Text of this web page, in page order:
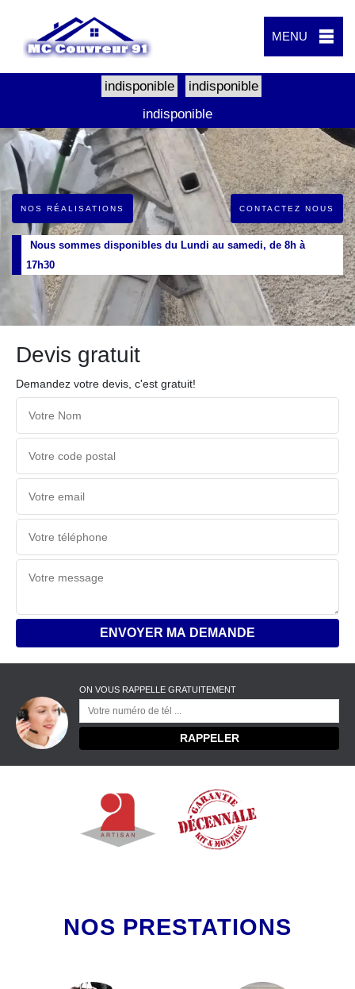
MENU
indisponible
indisponible
indisponible
NOS RÉALISATIONS CONTACTEZ NOUS
Nous sommes disponibles du Lundi au samedi, de 8h à
17h30
Devis gratuit
Demandez votre devis, c'est gratuit!
ON VOUS RAPPELLE GRATUITEMENT
NOS PRESTATIONS